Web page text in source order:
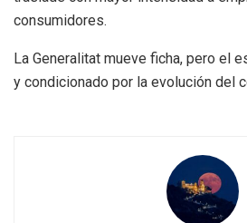
consumidores.
La Generalitat mueve ficha, pero el
y condicionado por la evolución del